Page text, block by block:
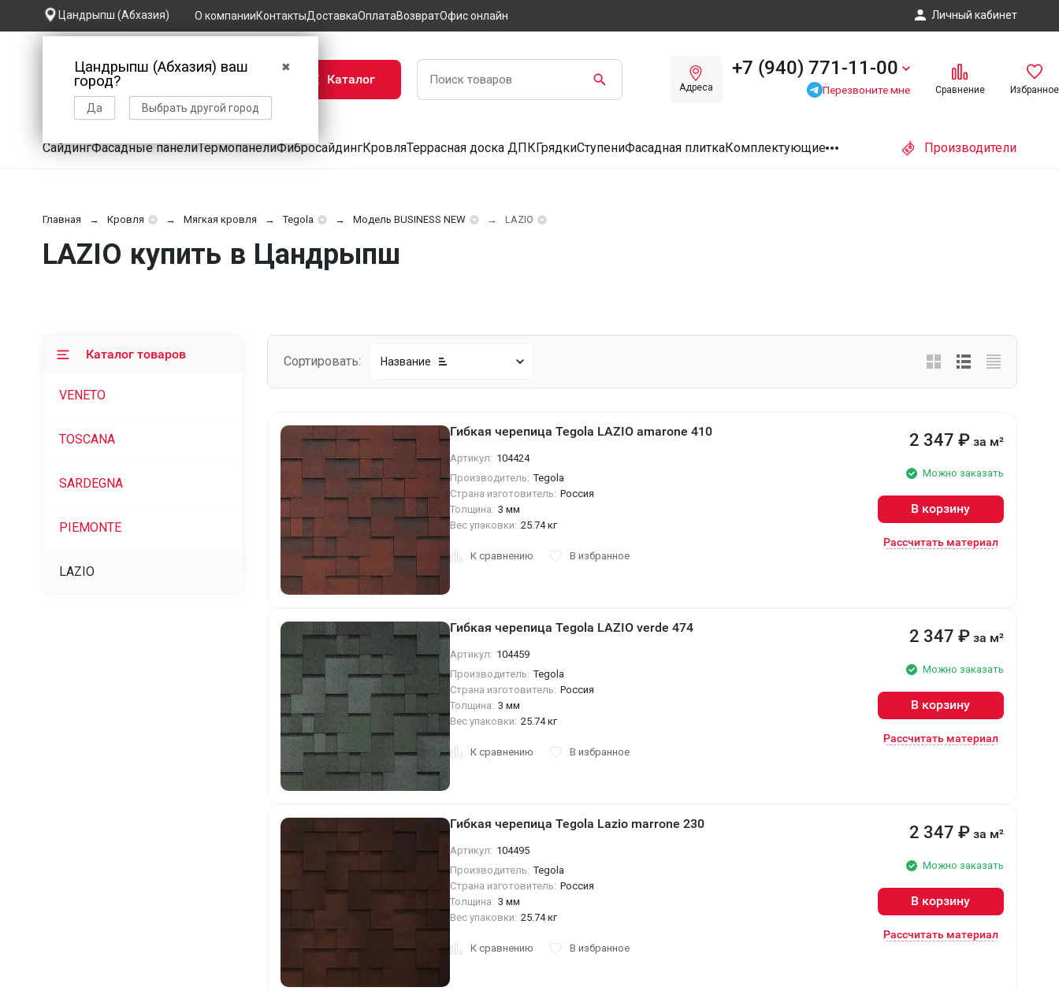
Цандрыпш (Абхазия)
✖
Цандрыпш (Абхазия) ваш
город?
Да Выбрать другой город
О компанииКонтактыДоставкаОплатаВозвратОфис онлайн Личный кабинет
Каталог
Адреса
+7 (940) 771-11-00
Перезвоните мне Сравнение Избранное
СайдингФасадные панелиТермопанелиФибросайдингКровляТеррасная доска ДПКГрядкиСтупениФасадная плиткаКомплектующие Производители
Главная Кровля Мягкая кровля Tegola Модель BUSINESS NEW LAZIO
LAZIO купить в Цандрыпш
Сортировать: Название
Гибкая черепица Tegola LAZIO amarone 410
Артикул: 104424
Производитель: Tegola
Страна изготовитель: Россия
Толщина: 3 мм
Вес упаковки: 25.74 кг
К сравнению В избранное
2 347 ₽ за м²
Можно заказать
В корзину
Рассчитать материал
Гибкая черепица Tegola LAZIO verde 474
Артикул: 104459
Производитель: Tegola
Страна изготовитель: Россия
Толщина: 3 мм
Вес упаковки: 25.74 кг
К сравнению В избранное
2 347 ₽ за м²
Можно заказать
В корзину
Рассчитать материал
Гибкая черепица Tegola Lazio marrone 230
Артикул: 104495
Производитель: Tegola
Страна изготовитель: Россия
Толщина: 3 мм
Вес упаковки: 25.74 кг
К сравнению В избранное
2 347 ₽ за м²
Можно заказать
В корзину
Рассчитать материал
Каталог товаров
VENETO
TOSCANA
SARDEGNA
PIEMONTE
LAZIO